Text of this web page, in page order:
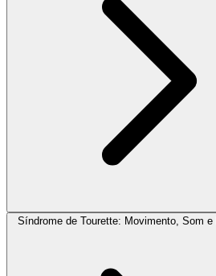
Síndrome de Tourette: Movimento, Som